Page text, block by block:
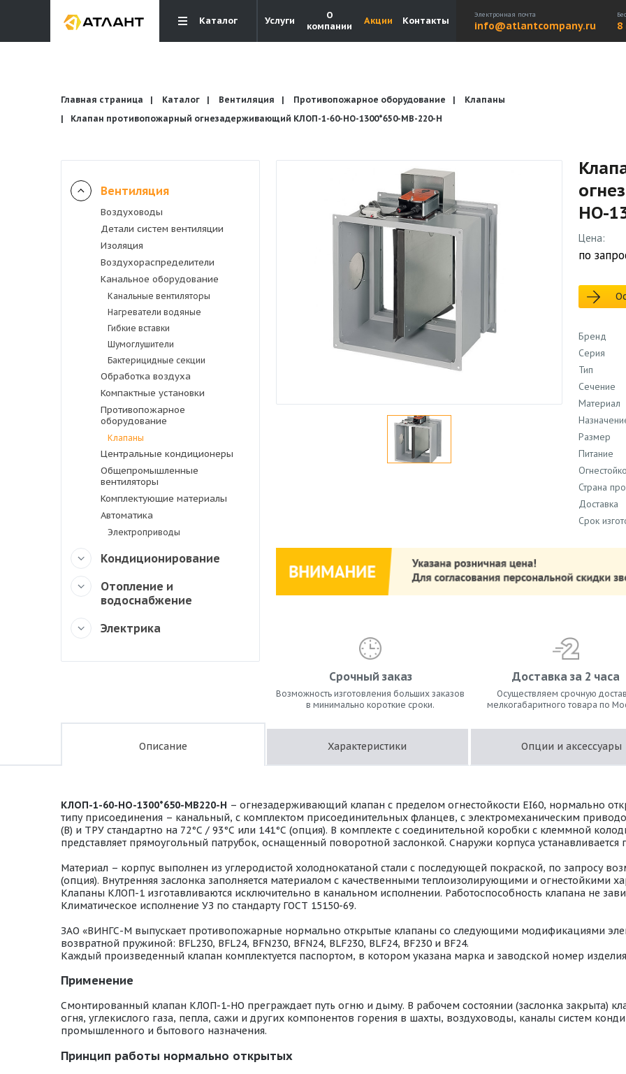
Каталог Услуги
О
компании
Акции Контакты
Электронная почта
info@atlantcompany.ru 8
Акции
Кондиционирование
Отопление и водоснабжение
Электрика
Главная страница Каталог Вентиляция Противопожарное оборудование
Клапаны
Клапан противопожарный огнезадерживающий КЛОП-1-60-НО-1300*650-МВ-220-H
Вентиляция
Воздуховоды
Детали систем вентиляции
Изоляция
Воздухораспределители
Канальное оборудование
Канальные вентиляторы
Нагреватели водяные
Гибкие вставки
Шумоглушители
Бактерицидные секции
Обработка воздуха
Компактные установки
Противопожарное
оборудование
Клапаны
Центральные кондиционеры
Общепромышленные
вентиляторы
Комплектующие материалы
Автоматика
Электроприводы
Кондиционирование
Отопление и
водоснабжение
Электрика
НО-
Цена:
по
Бренд
Серия
Тип
Сечение
Материал
Размер
Питание
Страна
Доставка
Срок
Срочный заказ
Возможность изготовления больших заказов
в минимально короткие сроки.
Доставка за 2 часа
Осуществляем срочную
мелкогабаритного товара по
Описание Характеристики Опции и аксессуары
КЛОП-1-60-НО-1300*650-МВ220-H – огнезадерживающий клапан с пределом огнестойкости EI60, нормально
типу присоединения – канальный, с комплектом присоединительных фланцев, с электромеханическим
(В) и ТРУ стандартно на 72°С / 93°С или 141°С (опция). В комплекте с соединительной коробки с клеммной
представляет прямоугольный патрубок, оснащенный поворотной заслонкой. Снаружи корпуса
Материал – корпус выполнен из углеродистой холоднокатаной стали с последующей покраской, по запросу
(опция). Внутренняя заслонка заполняется материалом с качественными теплоизолирующими и огнестойкими
Клапаны КЛОП-1 изготавливаются исключительно в канальном исполнении. Работоспособность клапана не
Климатическое исполнение УЗ по стандарту ГОСТ 15150-69.
ЗАО «ВИНГС-М выпускает противопожарные нормально открытые клапаны со следующими модификациями
возвратной пружиной: BFL230, BFL24, BFN230, BFN24, BLF230, BLF24, BF230 и BF24.
Каждый произведенный клапан комплектуется паспортом, в котором указана марка и заводской номер изделия
Применение
Смонтированный клапан КЛОП-1-НО преграждает путь огню и дыму. В рабочем состоянии (заслонка закрыта)
огня, углекислого газа, пепла, сажи и других компонентов горения в шахты, воздуховоды, каналы систем
промышленного и бытового назначения.
Принцип работы нормально открытых